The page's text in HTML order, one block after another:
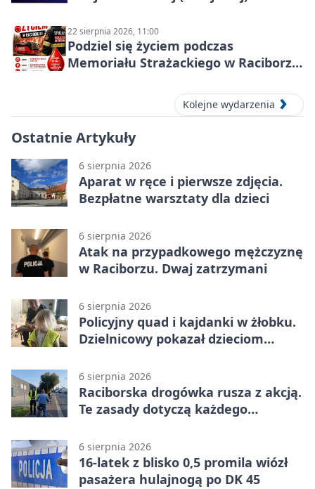
22 sierpnia 2026, 11:00
Podziel się życiem podczas
Memoriału Strażackiego w Raciborzu
Kolejne wydarzenia
Ostatnie Artykuły
6 sierpnia 2026
Aparat w ręce i pierwsze zdjęcia.
Bezpłatne warsztaty dla dzieci
6 sierpnia 2026
Atak na przypadkowego mężczyznę
w Raciborzu. Dwaj zatrzymani
6 sierpnia 2026
Policyjny quad i kajdanki w żłobku.
Dzielnicowy pokazał dzieciom
6 sierpnia 2026
Raciborska drogówka rusza z akcją.
Te zasady dotyczą każdego
6 sierpnia 2026
16-latek z blisko 0,5 promila wiózł
pasażera hulajnogą po DK 45